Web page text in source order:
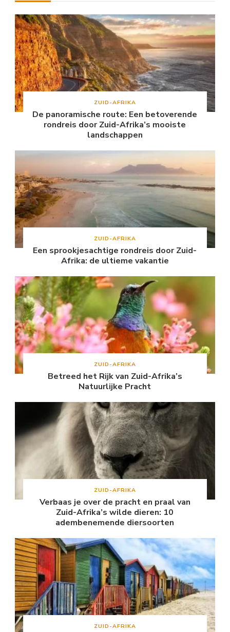
ZUID-AFRIKA
De panoramische route: Een betoverende
rondreis door Zuid-Afrika’s mooiste
landschappen
ZUID-AFRIKA
Een sprookjesachtige rondreis door Zuid-
Afrika: de ultieme vakantie
ZUID-AFRIKA
Betreed het Rijk van Zuid-Afrika’s
Natuurlijke Pracht
ZUID-AFRIKA
Verbaas je over de pracht en praal van
Zuid-Afrika’s wilde dieren: 10
adembenemende diersoorten
ZUID-AFRIKA